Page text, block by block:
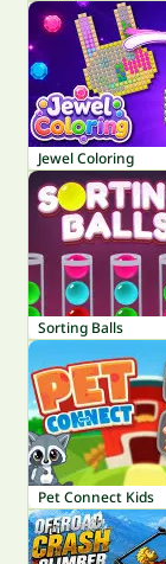
Jewel Coloring
Sorting Balls
Pet Connect Kids